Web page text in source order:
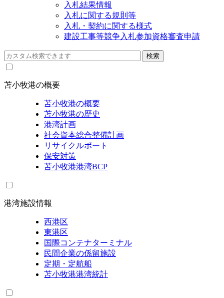
入札結果情報
入札に関する規則等
入札・契約に関する様式
建設工事等競争入札参加資格審査申請
苫小牧港の概要
苫小牧港の概要
苫小牧港の歴史
港湾計画
社会資本総合整備計画
リサイクルポート
保安対策
苫小牧港港湾BCP
港湾施設情報
西港区
東港区
国際コンテナターミナル
民間企業の係留施設
定期・定航船
苫小牧港港湾統計